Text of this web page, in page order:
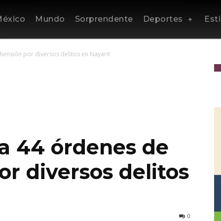
Mundo Sorprendente Deportes
por diversos delitos en Nayarit
44 órdenes de
diversos delitos
0